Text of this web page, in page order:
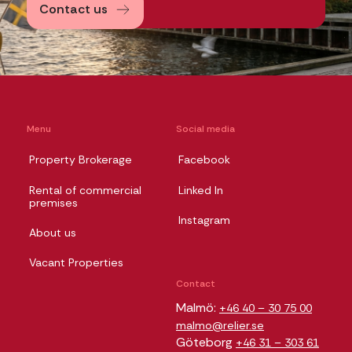
Contact us
Menu
Property Brokerage
Rental of commercial
premises
About us
Vacant Properties
Social media
Facebook
Linked In
Instagram
Contact
Malmö: +46 40 – 30 75 00
malmo@relier.se
Göteborg +46 31 – 303 61